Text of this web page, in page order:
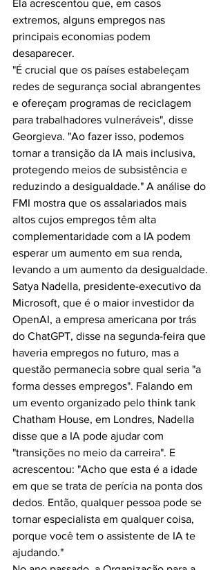
Ela acrescentou que, em casos
extremos, alguns empregos nas
principais economias podem
desaparecer.
"É crucial que os países estabeleçam
redes de segurança social abrangentes
e ofereçam programas de reciclagem
para trabalhadores vulneráveis", disse
Georgieva. "Ao fazer isso, podemos
tornar a transição da IA mais inclusiva,
protegendo meios de subsistência e
reduzindo a desigualdade." A análise do
FMI mostra que os assalariados mais
altos cujos empregos têm alta
complementaridade com a IA podem
esperar um aumento em sua renda,
levando a um aumento da desigualdade.
Satya Nadella, presidente-executivo da
Microsoft, que é o maior investidor da
OpenAI, a empresa americana por trás
do ChatGPT, disse na segunda-feira que
haveria empregos no futuro, mas a
questão permanecia sobre qual seria "a
forma desses empregos". Falando em
um evento organizado pelo think tank
Chatham House, em Londres, Nadella
disse que a IA pode ajudar com
"transições no meio da carreira". E
acrescentou: "Acho que esta é a idade
em que se trata de perícia na ponta dos
dedos. Então, qualquer pessoa pode se
tornar especialista em qualquer coisa,
porque você tem o assistente de IA te
ajudando."